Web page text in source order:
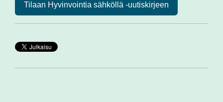
Tilaan Hyvinvointia sähköllä -uutiskirjeen